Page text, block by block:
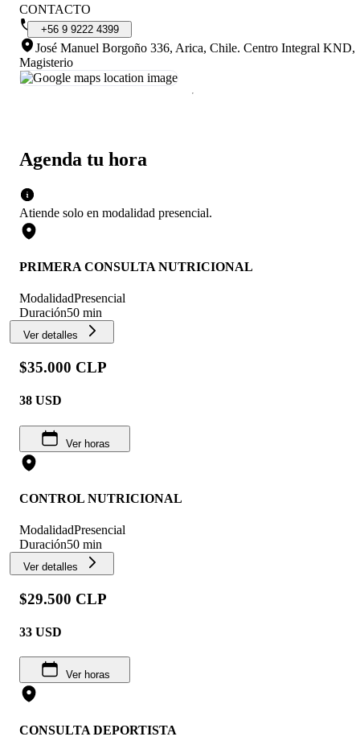
Agenda tu hora
Atiende solo en modalidad presencial.
PRIMERA CONSULTA NUTRICIONAL
ModalidadPresencial
Duración50 min
Ver detalles
$35.000 CLP
38 USD
Ver horas
CONTROL NUTRICIONAL
ModalidadPresencial
Duración50 min
Ver detalles
$29.500 CLP
33 USD
Ver horas
CONSULTA DEPORTISTA
CONTACTO
+56 9 9222 4399
José Manuel Borgoño 336, Arica, Chile. Centro Integral KND,
Magisterio